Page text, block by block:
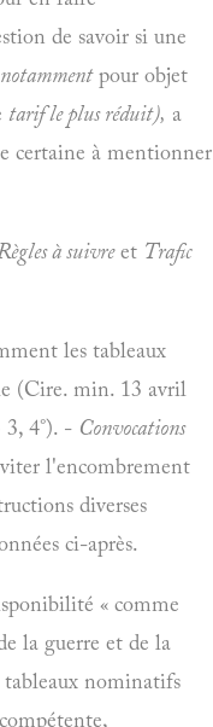
de savoir si une
notammentpour objet
tarif le plus réduit), a
certaine à mentionner
à suivreet Trafic
les tableaux
(Cire. min. 13 avril
3, 4°). - Convocations
l'encombrement
diverses
ci-après.
« comme
la guerre et de la
nominatifs